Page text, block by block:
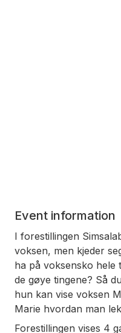
Event information
I forestillingen
voksen, men kjeder
ha på voksensko hele
de gøye tingene? Så
hun kan vise voksen
Marie hvordan man
Forestillingen vises 4